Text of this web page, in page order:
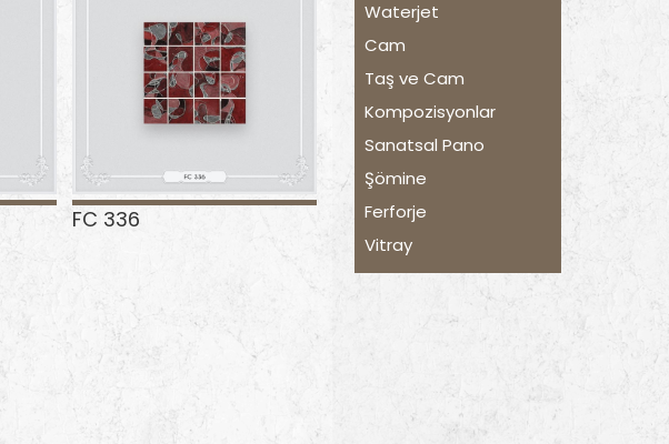
FC 336
Waterjet
Cam
Taş ve Cam
Kompozisyonlar
Sanatsal Pano
Şömine
Ferforje
Vitray